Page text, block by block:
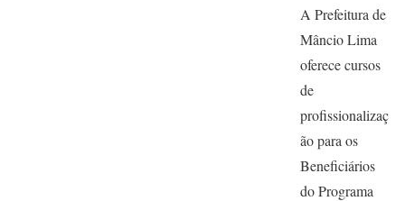
A Prefeitura de
Mâncio Lima
oferece cursos
de
profissionalizaç
ão para os
Beneficiários
do Programa